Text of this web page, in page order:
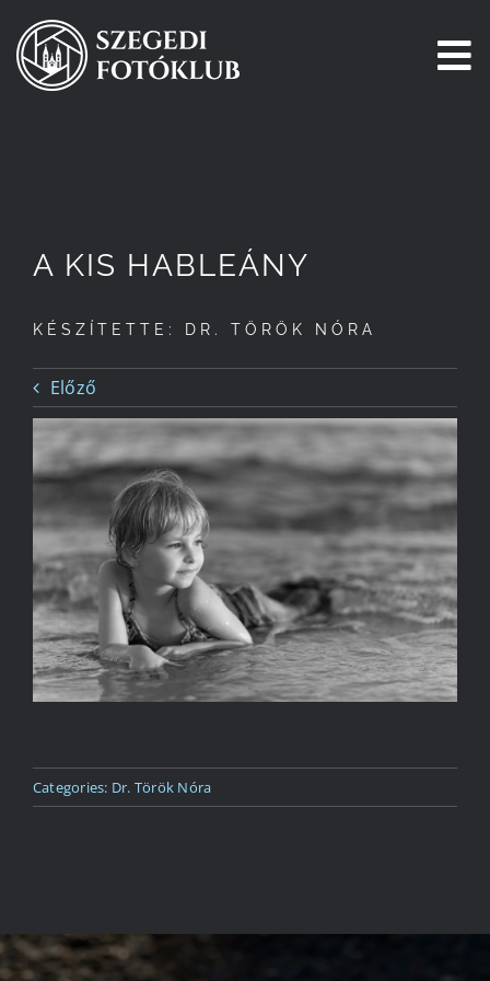
Kihagyás
Pályázatok
Tagjaink
Csatlakozz!
Történetünk
Kapcsolat
A KIS HABLEÁNY
KÉSZÍTETTE: DR. TÖRÖK NÓRA
Előző
Categories: Dr. Török Nóra